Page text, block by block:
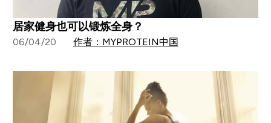
居家健身也可以锻炼全身？
06/04/20 作者：MYPROTEIN中国